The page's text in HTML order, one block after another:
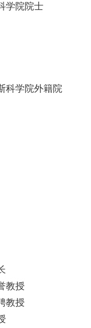
学院院士
科学院外籍院
教授
教授